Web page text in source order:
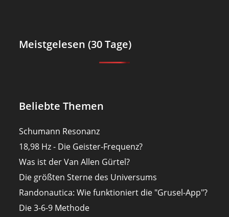
Meistgelesen (30 Tage)
Beliebte Themen
Schumann Resonanz
18,98 Hz - Die Geister-Frequenz?
Was ist der Van Allen Gürtel?
Die größten Sterne des Universums
Randonautica: Wie funktioniert die "Grusel-App"?
Die 3-6-9 Methode